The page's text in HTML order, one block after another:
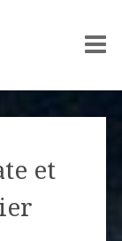
et